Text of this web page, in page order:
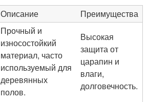
Описание Преимущества
Прочный и
износостойкий
материал, часто
используемый для
деревянных
полов.
Высокая
защита от
царапин и
влаги,
долговечность.